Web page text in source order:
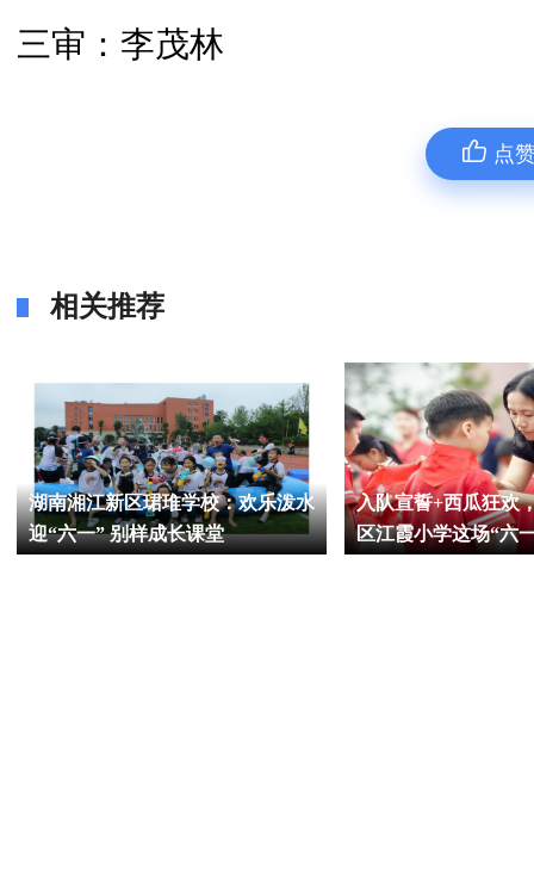
三审：李茂林
点
相关推荐
湖南湘江新区珺琟学校：欢乐泼水
迎“六一” 别样成长课堂
入队宣誓+西瓜狂欢
区江霞小学这场“六